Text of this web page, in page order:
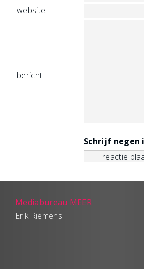
website
bericht
Schrijf negen
Mediabureau MEER
Erik Riemens